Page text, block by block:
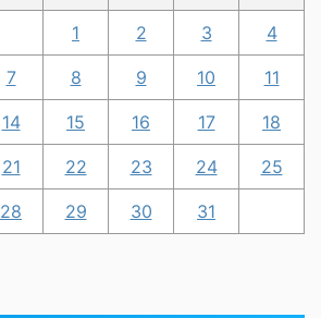
1 2 3 4
7 8 9 10 11
14 15 16 17 18
21 22 23 24 25
28 29 30
31